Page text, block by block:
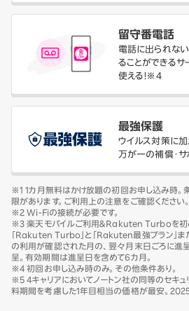
留守番電話
電話に出られな
ることができる
使える！※4
最強保護
ウイルス対策に
万が一の補償・サ
※1 1カ月無料はかけ放題の初回お申し込み時。
限があります。ご利用上の注意をご確認ください。
※2 Wi-Fiの接続が必要です。
※3 楽天モバイルご利用＆Rakuten Turboを初
「Rakuten Turbo」と「Rakuten最強プラン」
の利用が確認された月の、翌々月末日ごろに進
呈。有効期間は進呈日を含めて6カ月。
※4 初回お申し込み時のみ。その他条件あり。
※5 4キャリアにおいてノートン社の同等のセキュ
料期間を考慮した1年目相当の価格が最安。